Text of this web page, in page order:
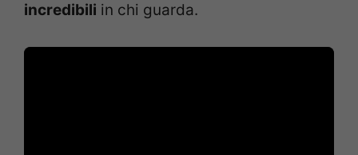
incredibili in chi guarda.